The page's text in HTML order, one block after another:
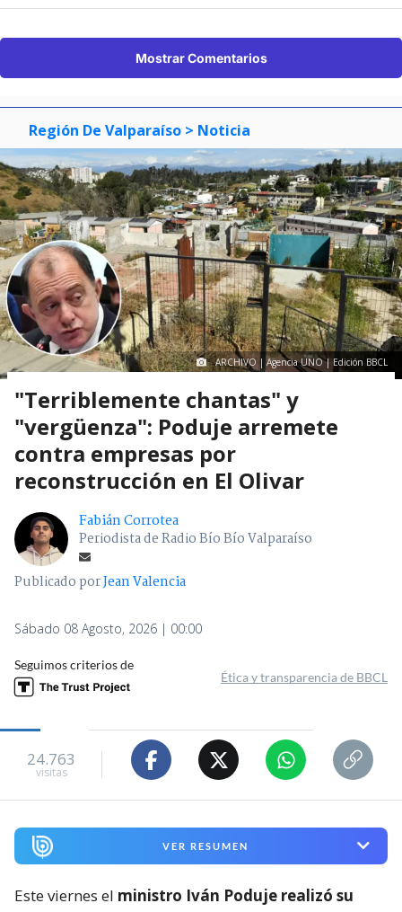
Mostrar Comentarios
Región De Valparaíso > Noticia
ARCHIVO | Agencia UNO | Edición BBCL
"Terriblemente chantas" y
"vergüenza": Poduje arremete
contra empresas por
reconstrucción en El Olivar
Fabián Corrotea
Periodista de Radio Bío Bío Valparaíso
Publicado porJean Valencia
Sábado 08 Agosto, 2026 | 00:00
Seguimos criterios de
Ética y transparencia de BBCL
24.763
visitas
VER RESUMEN
Este viernes el ministro Iván Poduje realizó su